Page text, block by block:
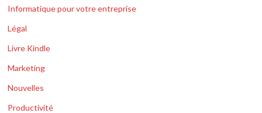
Informatique pour votre entreprise
Légal
Livre Kindle
Marketing
Nouvelles
Productivité